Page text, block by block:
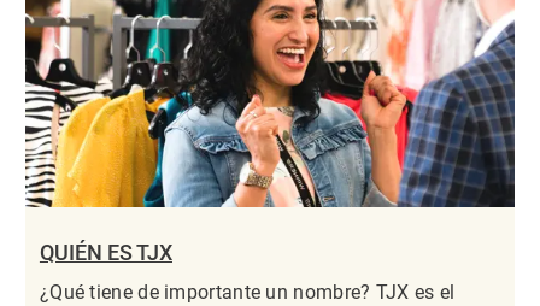
QUIÉN ES TJX
¿Qué tiene de importante un nombre? TJX es el